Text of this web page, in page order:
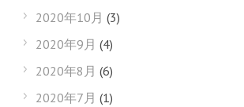
2020年10月 (3)
2020年9月 (4)
2020年8月 (6)
2020年7月 (1)